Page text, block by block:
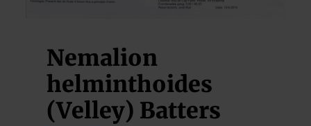
Nemalion
helminthoides
(Velley) Batters